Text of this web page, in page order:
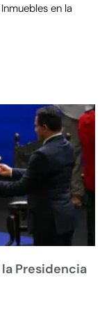
en la
Presidencia